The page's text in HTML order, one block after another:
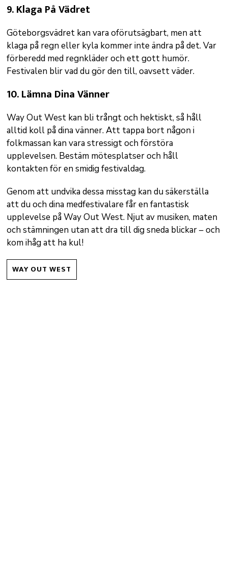
9.Klaga På Vädret
Göteborgsvädret kan vara oförutsägbart, men att
klaga på regn eller kyla kommer inte ändra på det. Var
förberedd med regnkläder och ett gott humör.
Festivalen blir vad du gör den till, oavsett väder.
10.Lämna Dina Vänner
Way Out West kan bli trångt och hektiskt, så håll
alltid koll på dina vänner. Att tappa bort någon i
folkmassan kan vara stressigt och förstöra
upplevelsen. Bestäm mötesplatser och håll
kontakten för en smidig festivaldag.
Genom att undvika dessa misstag kan du säkerställa
att du och dina medfestivalare får en fantastisk
upplevelse på Way Out West. Njut av musiken, maten
och stämningen utan att dra till dig sneda blickar – och
kom ihåg att ha kul!
WAY OUT WEST